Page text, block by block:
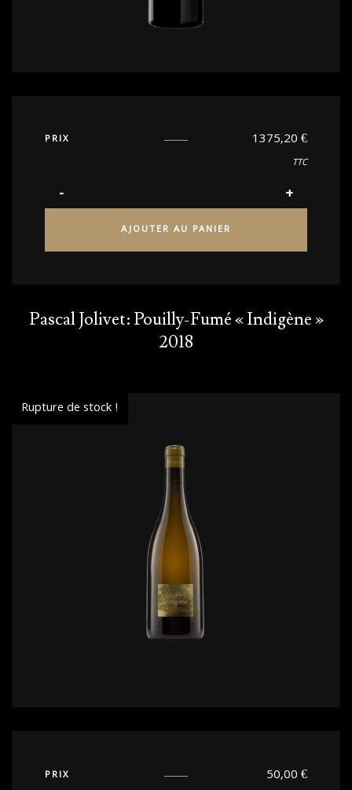
PRIX 1375,20€
TTC
AJOUTER AU PANIER
Pascal Jolivet: Pouilly-Fumé « Indigène »
2018
Rupture de stock !
PRIX 50,00€